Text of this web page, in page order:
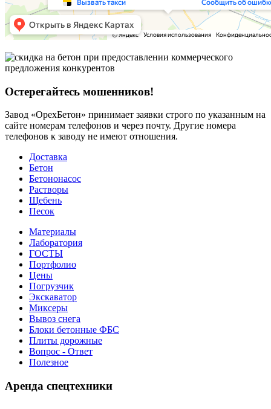
Остерегайтесь мошенников!
Завод «ОрехБетон» принимает заявки строго по указанным на
сайте номерам телефонов и через почту. Другие номера
телефонов к заводу не имеют отношения.
Доставка
Бетон
Бетононасос
Растворы
Щебень
Песок
Материалы
Лаборатория
ГОСТЫ
Портфолио
Цены
Погрузчик
Экскаватор
Миксеры
Вывоз снега
Блоки бетонные ФБС
Плиты дорожные
Вопрос - Ответ
Полезное
Аренда спецтехники